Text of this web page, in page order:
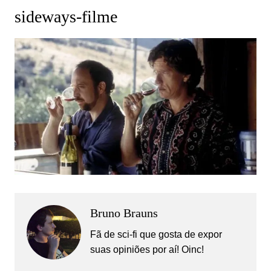
sideways-filme
Bruno Brauns
Fã de sci-fi que gosta de expor
suas opiniões por aí! Oinc!